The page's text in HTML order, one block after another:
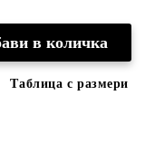
Таблица с размери